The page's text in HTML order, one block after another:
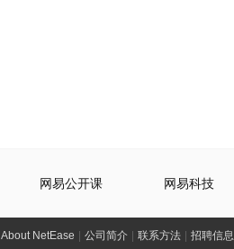
网易公开课 网易科技
About NetEase 公司简介 联系方法 招聘信息